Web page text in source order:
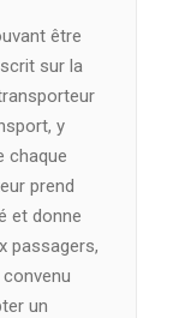
être
sur la
y
chaque
prend
et donne
passagers,
un